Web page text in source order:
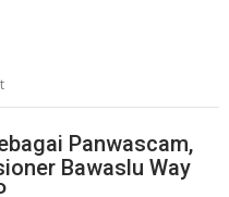
Panwascam,
Bawaslu Way